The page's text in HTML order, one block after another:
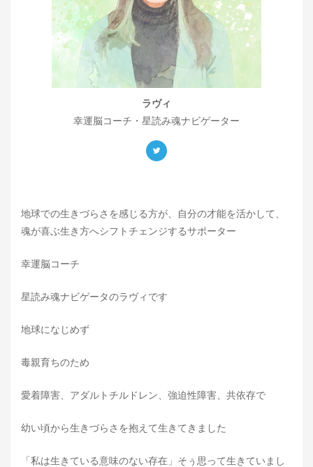
ラヴィ
幸運脳コーチ・星読み魂ナビゲーター
地球での生きづらさを感じる方が、自分の才能を活かして、
魂が喜ぶ生き方へシフトチェンジするサポーター
幸運脳コーチ
星読み魂ナビゲータのラヴィです
地球になじめず
毒親育ちのため
愛着障害、アダルトチルドレン、強迫性障害、共依存で
幼い頃から生きづらさを抱えて生きてきました
「私は生きている意味のない存在」そぅ思って生きていまし